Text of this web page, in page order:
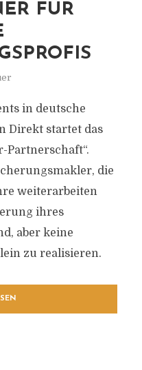
FÜR
in deutsche
Direkt startet das
Partnerschaft“.
die
weiterarbeiten
ihres
aber keine
zu realisieren.